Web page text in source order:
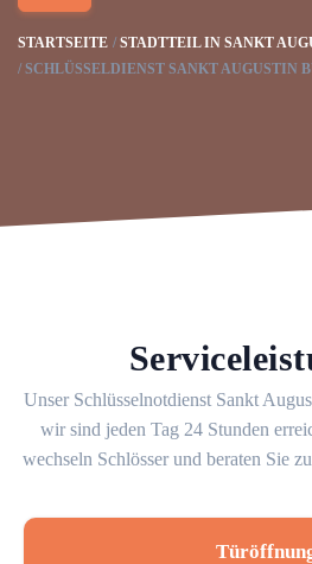
STARTSEITE
STADTTEIL IN SANKT
SCHLÜSSELDIENST SANKT AUGUSTIN
Unser Schlüsselnotdienst Sankt
wir sind jeden Tag 24 Stunden
wechseln Schlösser und beraten Sie